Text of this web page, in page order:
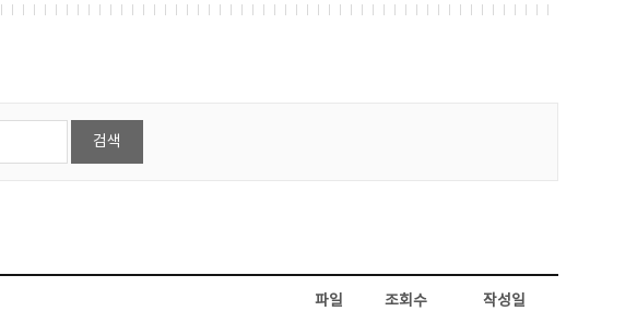
파일 조회수 작성일